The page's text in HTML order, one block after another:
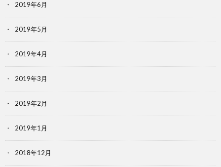
2019年6月
2019年5月
2019年4月
2019年3月
2019年2月
2019年1月
2018年12月